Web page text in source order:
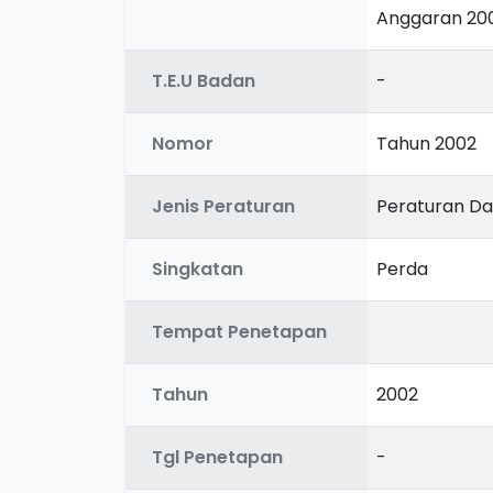
Anggaran
T.E.U Badan -
Nomor Tahun 2002
Jenis Peraturan Peraturan
Singkatan Perda
Tempat Penetapan
Tahun 2002
Tgl Penetapan -